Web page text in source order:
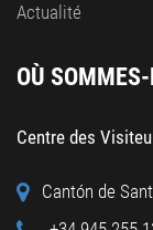
Actualité
OÙ
Centre des
Cantón de